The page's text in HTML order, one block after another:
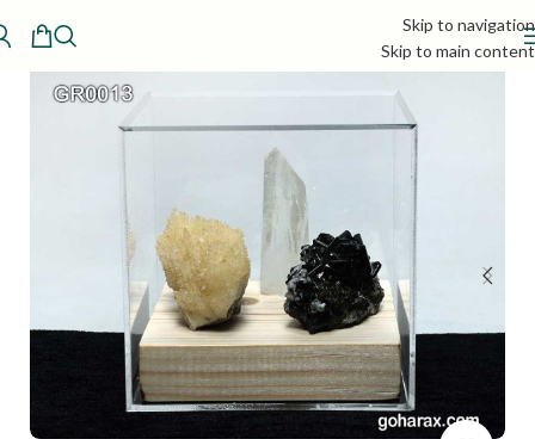
Skip to navigation
Skip to main content